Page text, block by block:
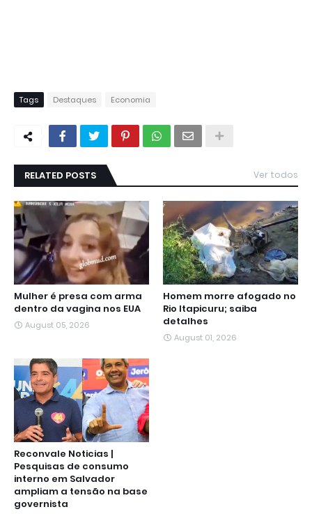
Tags Destaques Economia
RELATED POSTS Ver todos
Mulher é presa com arma
dentro da vagina nos EUA
August 05, 2026
Homem morre afogado no
Rio Itapicuru; saiba
detalhes
August 01, 2026
Reconvale Noticias |
Pesquisas de consumo
interno em Salvador
ampliam a tensão na base
governista